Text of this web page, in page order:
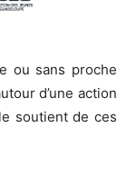
ou sans proche
d’une action
soutient de ces